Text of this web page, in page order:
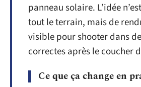
panneau solaire. L’idée
tout le terrain, mais de
visible pour shooter dans
correctes après le coucher
Ce que ça change en